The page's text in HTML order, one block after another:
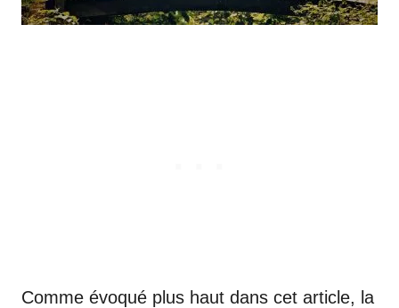
Comme évoqué plus haut dans cet article, la